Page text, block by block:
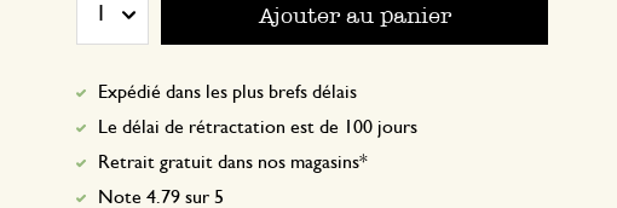
Ajouter au panier
Expédié dans les plus brefs délais
Le délai de rétractation est de 100 jours
Retrait gratuit dans nos magasins*
Note 4.79 sur 5